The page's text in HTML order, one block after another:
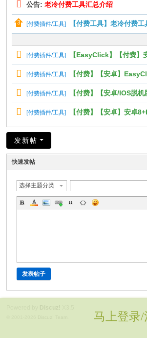
公告:老冷付费工具汇总介绍
[付费插件/工具] 【付费工具】老冷付费
[付费插件/工具] 【EasyClick】【付费
[付费插件/工具] 【付费】【安卓】
[付费插件/工具] 【付费】【安卓/IOS脱
[付费插件/工具] 【付费】【安卓】安
发新帖
快速发帖
选择主题分类
发表帖子
马上登录